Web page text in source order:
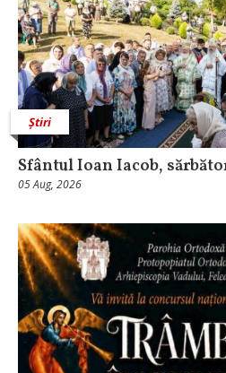
Știri
Sfântul Ioan Iacob,
05 Aug, 2026